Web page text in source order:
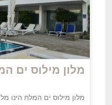
מלון מילוס ים